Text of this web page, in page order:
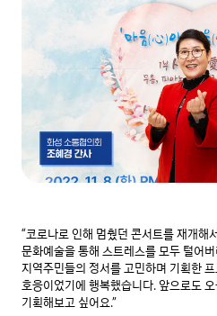
“코로나로 인해 멈췄던 콘서트를 재개해
문화예술을 통해 스트레스를 모두 털어
지역주민들의 정서를 고민하며 기획한
호응이었기에 행복했습니다. 앞으로도
기획해보고 싶어요.”